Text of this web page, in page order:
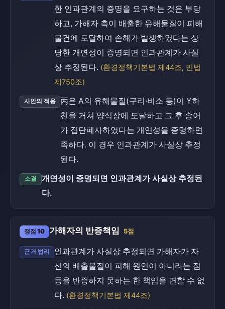
한 인과관계의 증명을 요구하는 것은 부당
하고, 가해자 측이 배출한 유해물질이 피해
물건에 도달하여 손해가 발생하였다는 상
당한 개연성이 증명되면 인과관계가 사실
상 추정된다. (환경정책기본법 제44조, 민법
제750조)
사안의 적용
丙은 A의 유해물질(구리·비소 등)이 Y하
천을 거쳐 양식장에 도달하고 그 후 송어
가 집단폐사하였다는 개연성을 증명하면
족하다. 이 경우 인과관계가 사실상 추정
된다.
소결
개연성이 증명되면 인과관계가 사실상 추정된
다.
쟁점 10 가해자의 반증책임 5점
근거 법리
인과관계가 사실상 추정되면 가해자가 자
신의 배출물질이 피해 원인이 아니라는 점
등을 반증하지 못하는 한 책임을 면할 수 없
다. (환경정책기본법 제44조)